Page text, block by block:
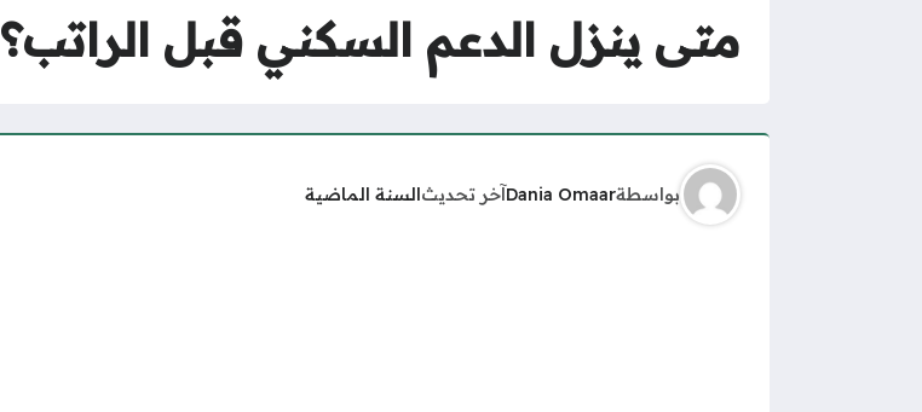
متى ينزل الدعم السكني قبل الراتب؟
بواسطةDania Omaarآخر تحديثالسنة الماضية